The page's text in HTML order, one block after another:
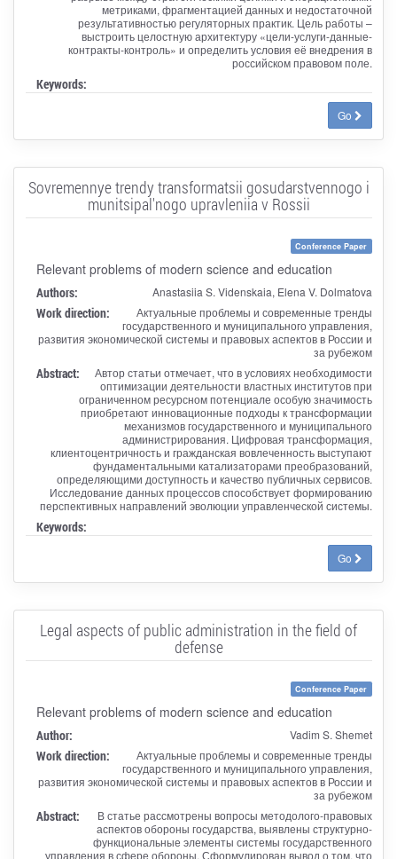
метриками, фрагментацией данных и недостаточной
результативностью регуляторных практик. Цель работы –
выстроить целостную архитектуру «цели-услуги-данные-
контракты-контроль» и определить условия её внедрения в
российском правовом поле.
Keywords:
Go
Sovremennye trendy transformatsii gosudarstvennogo i
munitsipal'nogo upravleniia v Rossii
Conference Paper
Relevant problems of modern science and education
Authors: Anastasiia S. Videnskaia, Elena V. Dolmatova
Work direction:
Актуальные проблемы и современные тренды
государственного и муниципального управления,
развития экономической системы и правовых аспектов в России и
за рубежом
Abstract:
Автор статьи отмечает, что в условиях необходимости
оптимизации деятельности властных институтов при
ограниченном ресурсном потенциале особую значимость
приобретают инновационные подходы к трансформации
механизмов государственного и муниципального
администрирования. Цифровая трансформация,
клиентоцентричность и гражданская вовлеченность выступают
фундаментальными катализаторами преобразований,
определяющими доступность и качество публичных сервисов.
Исследование данных процессов способствует формированию
перспективных направлений эволюции управленческой системы.
Keywords:
Go
Legal aspects of public administration in the field of
defense
Conference Paper
Relevant problems of modern science and education
Author: Vadim S. Shemet
Work direction:
Актуальные проблемы и современные тренды
государственного и муниципального управления,
развития экономической системы и правовых аспектов в России и
за рубежом
Abstract:
В статье рассмотрены вопросы методолого-правовых
аспектов обороны государства, выявлены структурно-
функциональные элементы системы государственного
управления в сфере обороны. Сформулирован вывод о том, что